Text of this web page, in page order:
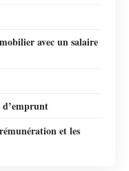
avec un salaire
et les